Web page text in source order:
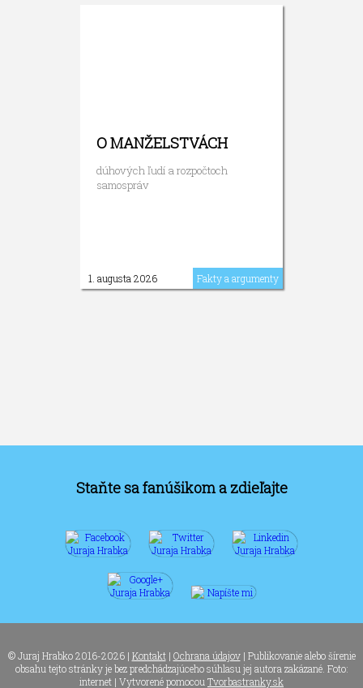
O MANŽELSTVÁCH
dúhových ľudí a rozpočtoch
samospráv
1. augusta 2026 Fakty a argumenty
Staňte sa fanúšikom a zdieľajte
© Juraj Hrabko 2016-2026 | Kontakt| Ochrana údajov| Publikovanie alebo šírenie
obsahu tejto stránky je bez predchádzajúceho súhlasu jej autora zakázané. Foto:
internet | Vytvorené pomocou Tvorbastranky.sk